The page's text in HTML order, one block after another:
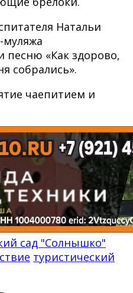
Натальи
муляжа
песню «Как здорово,
собрались».
чаепитием и
сад "Солнышко"
туристический